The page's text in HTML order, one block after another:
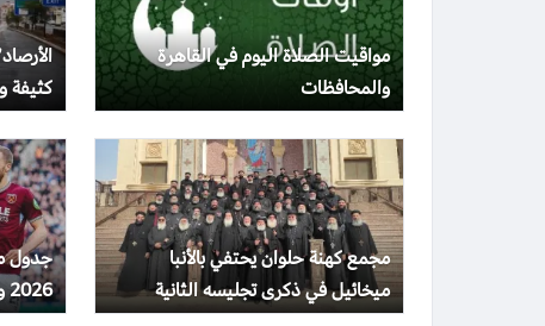
مواقيت الصلاة اليوم في القاهرة
والمحافظات
كثيفة
مجمع كهنة حلوان يحتفي بالأنبا
ميخائيل في ذكرى تجليسه الثانية
2026 والقنوات المذاعة